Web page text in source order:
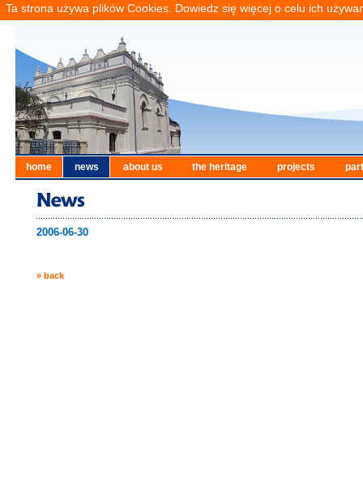
Ta strona używa plików Cookies. Dowiedz się więcej o celu ich
home news about us the heritage projects
2006-06-30
» back